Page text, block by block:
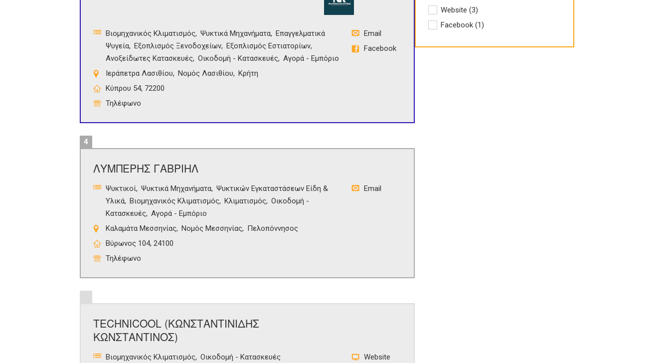
Βιομηχανικός Κλιματισμός Ψυκτικά Μηχανήματα Επαγγελματικά
Ψυγεία Εξοπλισμός Ξενοδοχείων Εξοπλισμός Εστιατορίων
Ανοξείδωτες Κατασκευές
Οικοδομή - Κατασκευές
Αγορά - Εμπόριο
Ιεράπετρα Λασιθίου
Νομός Λασιθίου
Κρήτη
Κύπρου 54, 72200
Τηλέφωνο
Email
Facebook
4
ΛΥΜΠΕΡΗΣ ΓΑΒΡΙΗΛ
Ψυκτικοί Ψυκτικά Μηχανήματα Ψυκτικών Εγκαταστάσεων Είδη &
Υλικά Βιομηχανικός Κλιματισμός Κλιματισμός
Οικοδομή -
Κατασκευές
Αγορά - Εμπόριο
Καλαμάτα Μεσσηνίας
Νομός Μεσσηνίας
Πελοπόννησος
Βύρωνος 104, 24100
Τηλέφωνο
Email
TECHNICOOL (ΚΩΝΣΤΑΝΤΙΝΙΔΗΣ
ΚΩΝΣΤΑΝΤΙΝΟΣ)
Βιομηχανικός Κλιματισμός
Οικοδομή - Κατασκευές
Website
Apply Website filter
Website (3)
Apply Facebook filter
Facebook (1)